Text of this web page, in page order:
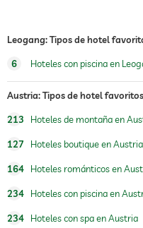
piscina exterior
piscina climatizada
Leogang: Tipos de hotel
6 Hoteles con piscina en
Austria: Tipos de hotel favoritos
213 Hoteles de montaña en
127 Hoteles boutique en Austria
164 Hoteles románticos en
234 Hoteles con piscina en
234 Hoteles con spa en Austria